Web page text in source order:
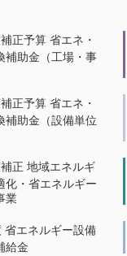
正予算 省エネ・
補助金（工場・事
正予算 省エネ・
補助金（設備単位
正 地域エネルギ
化・省エネルギー
業
省エネルギー設備
給金